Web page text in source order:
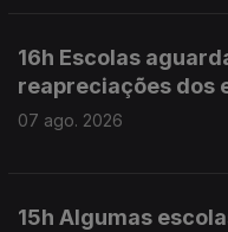
16h Escolas
reapreciações dos
07 ago. 2026
15h Algumas